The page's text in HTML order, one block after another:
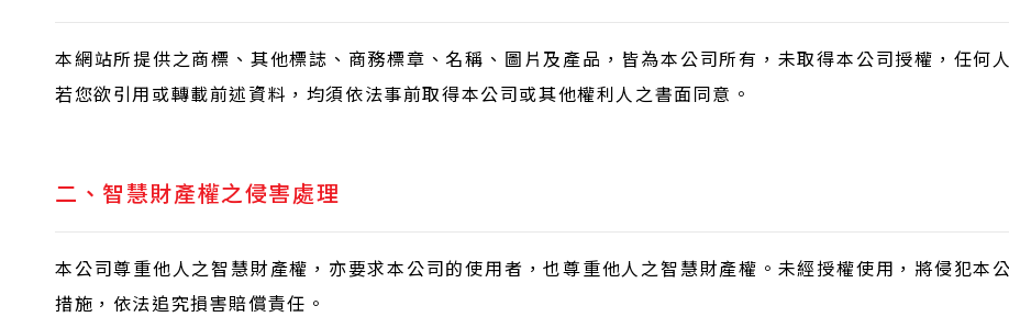
本網站所提供之商標、其他標誌、商務標章、名稱、圖片及產品，皆為本公司所有，未取得本公司授權，任何
若您欲引用或轉載前述資料，均須依法事前取得本公司或其他權利人之書面同意。
二、智慧財產權之侵害處理
本公司尊重他人之智慧財產權，亦要求本公司的使用者，也尊重他人之智慧財產權。未經授權使用，將侵犯本
措施，依法追究損害賠償責任。